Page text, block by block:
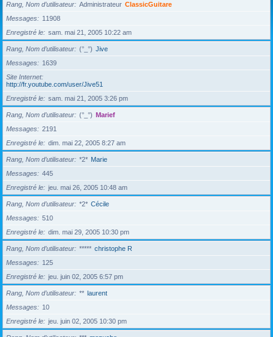
Rang, Nom d’utilisateur Administrateur ClassicGuitare
Messages
11908
Enregistré le
sam. mai 21, 2005 10:22 am
Rang, Nom d’utilisateur (°_°) Jive
Messages
1639
Site Internet
http://fr.youtube.com/user/Jive51
Enregistré le
sam. mai 21, 2005 3:26 pm
Rang, Nom d’utilisateur (°_°) Marief
Messages
2191
Enregistré le
dim. mai 22, 2005 8:27 am
Rang, Nom d’utilisateur *2* Marie
Messages
445
Enregistré le
jeu. mai 26, 2005 10:48 am
Rang, Nom d’utilisateur *2* Cécile
Messages
510
Enregistré le
dim. mai 29, 2005 10:30 pm
Rang, Nom d’utilisateur ***** christophe R
Messages
125
Enregistré le
jeu. juin 02, 2005 6:57 pm
Rang, Nom d’utilisateur ** laurent
Messages
10
Enregistré le
jeu. juin 02, 2005 10:30 pm